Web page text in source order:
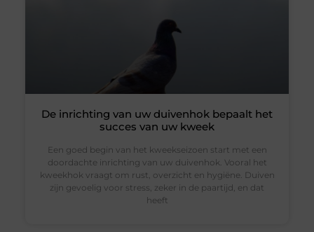
De inrichting van uw duivenhok bepaalt het
succes van uw kweek
Een goed begin van het kweekseizoen start met een
doordachte inrichting van uw duivenhok. Vooral het
kweekhok vraagt om rust, overzicht en hygiëne. Duiven
zijn gevoelig voor stress, zeker in de paartijd, en dat
heeft